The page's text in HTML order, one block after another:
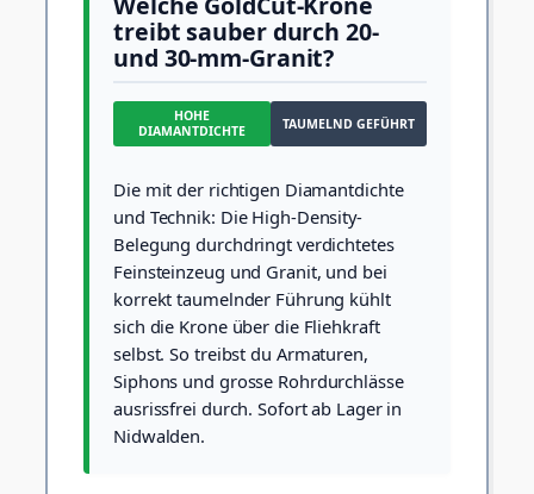
treibt sauber durch 20-
und 30-mm-Granit?
HOHE
DIAMANTDICHTE
TAUMELND GEFÜHRT
Die mit der richtigen Diamantdichte
und Technik: Die High-Density-
Belegung durchdringt verdichtetes
Feinsteinzeug und Granit, und bei
korrekt taumelnder Führung kühlt
sich die Krone über die Fliehkraft
selbst. So treibst du Armaturen,
Siphons und grosse Rohrdurchlässe
ausrissfrei durch. Sofort ab Lager in
Nidwalden.